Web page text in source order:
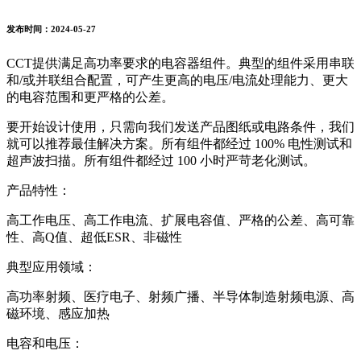
发布时间：2024-05-27
CCT提供满足高功率要求的电容器组件。典型的组件采用串联
和/或并联组合配置，可产生更高的电压/电流处理能力、更大
的电容范围和更严格的公差。
要开始设计使用，只需向我们发送产品图纸或电路条件，我们
就可以推荐最佳解决方案。所有组件都经过 100% 电性测试和
超声波扫描。所有组件都经过 100 小时严苛老化测试。
产品特性：
高工作电压、高工作电流、扩展电容值、严格的公差、高可靠
性、高Q值、超低ESR、非磁性
典型应用领域：
高功率射频、医疗电子、射频广播、半导体制造射频电源、高
磁环境、感应加热
电容和电压：